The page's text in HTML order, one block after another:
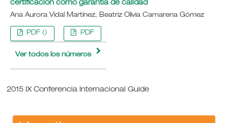
certificación como garantía de calidad
Ana Aurora Vidal Martínez, Beatriz Olivia Camarena Gómez
PDF () PDF
Ver todos los números
2015 IX Conferencia Internacional Guide